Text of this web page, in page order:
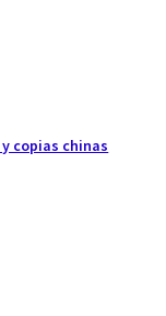
y copias chinas